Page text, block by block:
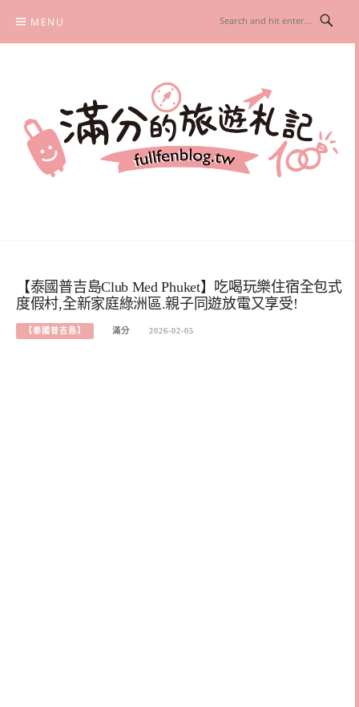
content
MENU
【泰國普吉島Club Med Phuket】吃喝玩樂住宿全包式
度假村,全新家庭綠洲區.親子同遊放電又享受!
【泰國普吉島】 滿分 2026-02-05